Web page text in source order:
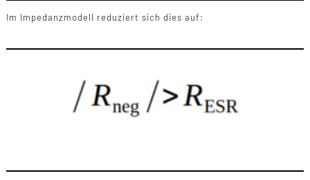
Im Impedanzmodell reduziert sich dies auf: